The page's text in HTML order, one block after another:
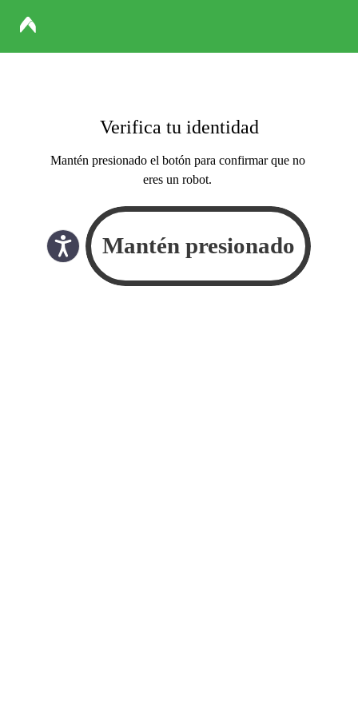
Verifica tu identidad
Mantén presionado el botón para confirmar que no
eres un robot.